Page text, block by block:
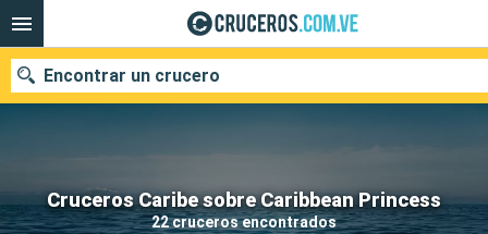
Cruceros Caribe sobre Caribbean Princess
22 cruceros encontrados
Encontrar un crucero
Nuestros destinos